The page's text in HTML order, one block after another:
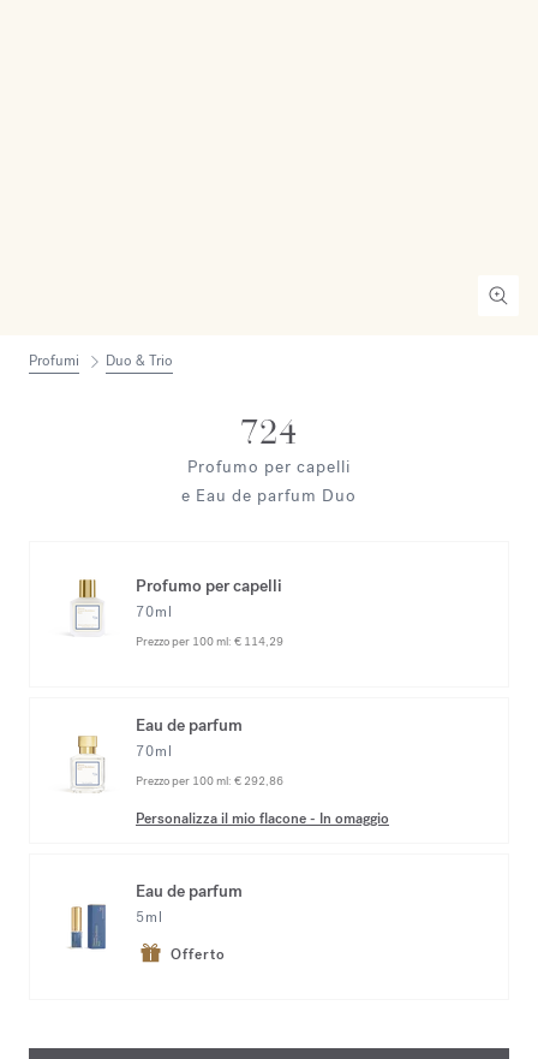
Profumi Duo & Trio
724
Profumo per capelli
e Eau de parfum Duo
Profumo per capelli
70ml
Prezzo per 100 ml: € 114,29
Eau de parfum
70ml
Prezzo per 100 ml: € 292,86
Personalizza il mio flacone- In omaggio
Eau de parfum
5ml
Offerto